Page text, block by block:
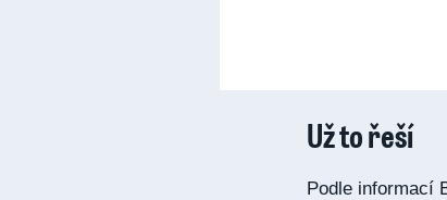
Už to řeší
Podle informací